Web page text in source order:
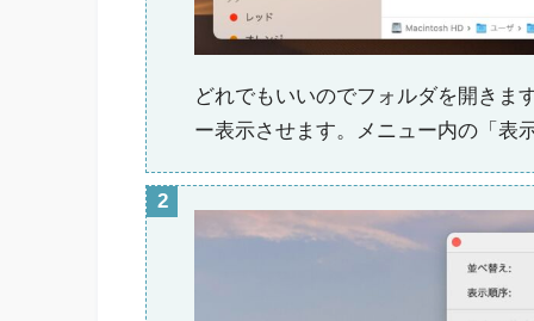
どれでもいいのでフォルダを開きま
ー表示させます。メニュー内の「表